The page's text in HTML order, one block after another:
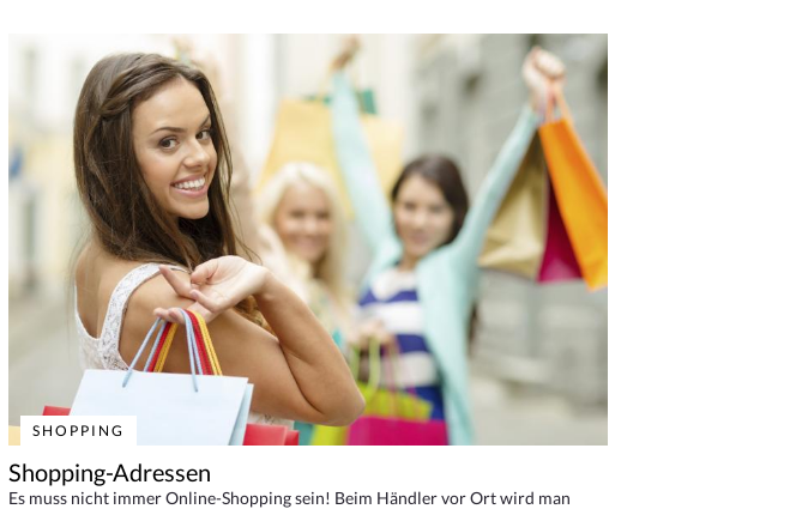
SHOPPING
Shopping-Adressen
Es muss nicht immer Online-Shopping sein! Beim Händler vor Ort wird man